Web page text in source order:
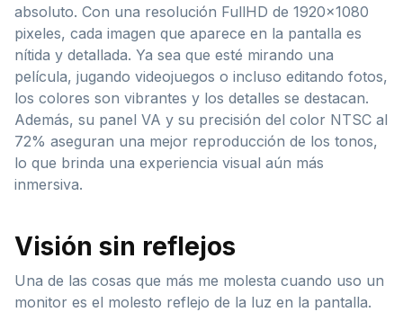
absoluto. Con una resolución FullHD de 1920×1080
pixeles, cada imagen que aparece en la pantalla es
nítida y detallada. Ya sea que esté mirando una
película, jugando videojuegos o incluso editando fotos,
los colores son vibrantes y los detalles se destacan.
Además, su panel VA y su precisión del color NTSC al
72% aseguran una mejor reproducción de los tonos,
lo que brinda una experiencia visual aún más
inmersiva.
Visión sin reflejos
Una de las cosas que más me molesta cuando uso un
monitor es el molesto reflejo de la luz en la pantalla.